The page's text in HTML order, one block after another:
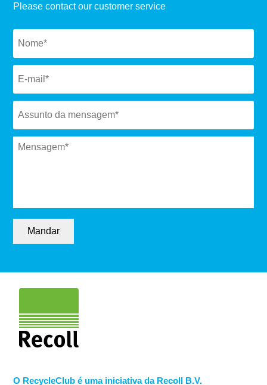
Please contact our customer service
Naam *
Email *
Subject *
Message *
Mandar
O RecycleClub é uma iniciativa da Recoll B.V.